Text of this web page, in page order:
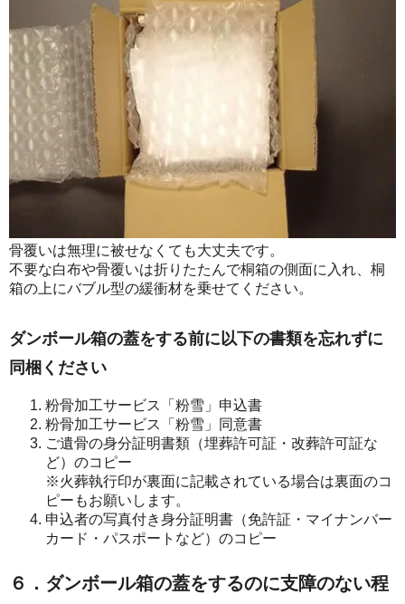
骨覆いは無理に被せなくても大丈夫です。
不要な白布や骨覆いは折りたたんで桐箱の側面に入れ、桐
箱の上にバブル型の緩衝材を乗せてください。
ダンボール箱の蓋をする前に以下の書類を忘れずに
同梱ください
粉骨加工サービス「粉雪」申込書
粉骨加工サービス「粉雪」同意書
ご遺骨の身分証明書類（埋葬許可証・改葬許可証な
ど）のコピー
※火葬執行印が裏面に記載されている場合は裏面のコ
ピーもお願いします。
申込者の写真付き身分証明書（免許証・マイナンバー
カード・パスポートなど）のコピー
６．ダンボール箱の蓋をするのに支障のない程